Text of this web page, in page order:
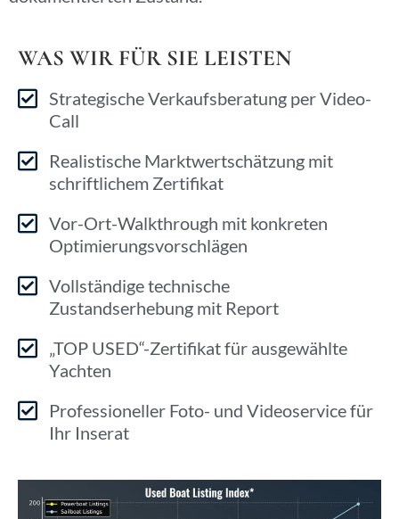
WAS WIR FÜR SIE LEISTEN
Strategische Verkaufsberatung per Video-
Call
Realistische Marktwertschätzung mit
schriftlichem Zertifikat
Vor-Ort-Walkthrough mit konkreten
Optimierungsvorschlägen
Vollständige technische
Zustandserhebung mit Report
„TOP USED“-Zertifikat für ausgewählte
Yachten
Professioneller Foto- und Videoservice für
Ihr Inserat